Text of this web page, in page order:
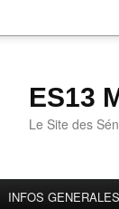
ES13
Le Site des
INFOS GENERALES